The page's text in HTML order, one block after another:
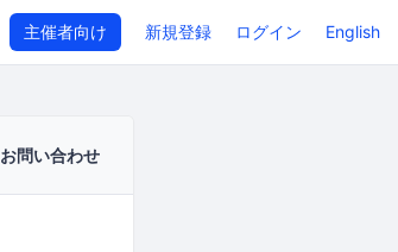
主催者向け 新規登録 ログイン English
お問い合わせ